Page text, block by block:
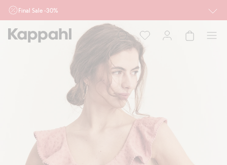
Final Sale -30%
Ważne przy zakupie min. 2 sztuk produktów włączonych w ofertę, również z
działu outlet do 10.8 w sklepach Kappahl i Newbie oraz na kappahl.com. Ofert
nie łączymy
Mężczyzna